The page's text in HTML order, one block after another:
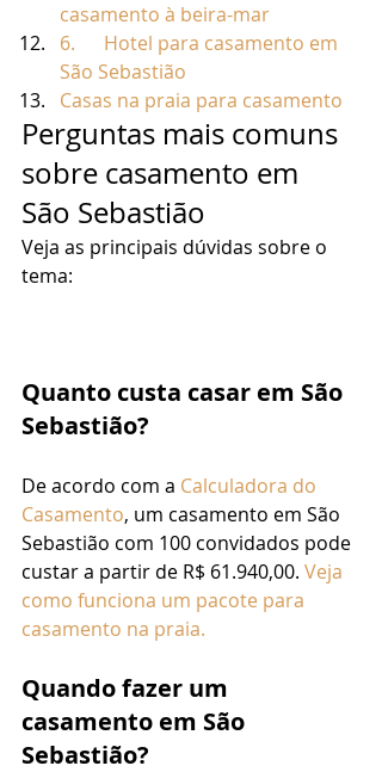
casamento à beira-mar
6.      Hotel para casamento em
São Sebastião
Casas na praia para casamento
Perguntas mais comuns
sobre casamento em
São Sebastião
Veja as principais dúvidas sobre o
tema:
Quanto custa casar em São
Sebastião?
De acordo com a Calculadora do
Casamento, um casamento em São
Sebastião com 100 convidados pode
custar a partir de R$ 61.940,00. Veja
como funciona um pacote para
casamento na praia.
Quando fazer um
casamento em São
Sebastião?